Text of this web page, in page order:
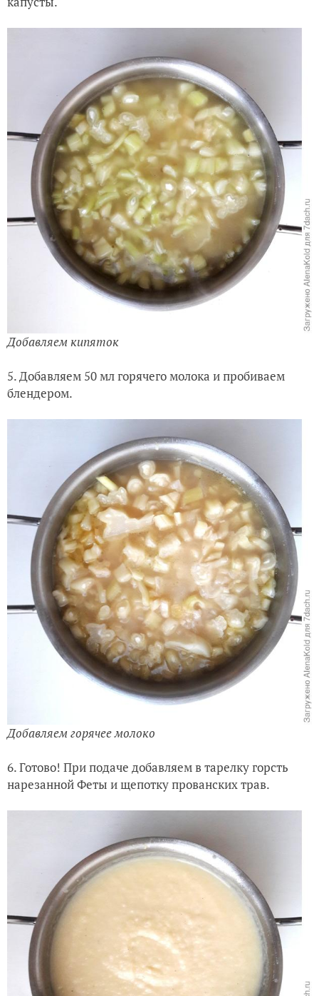
Добавляем кипяток
5. Добавляем 50 мл горячего молока и пробиваем
блендером.
Добавляем горячее молоко
6. Готово! При подаче добавляем в тарелку горсть
нарезанной Феты и щепотку прованских трав.